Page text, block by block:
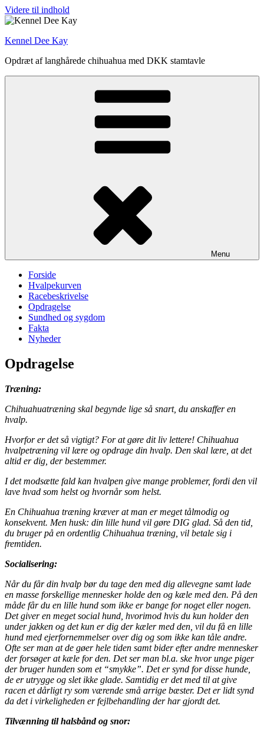
Videre til indhold
Kennel Dee Kay
Opdræt af langhårede chihuahua med DKK stamtavle
Menu
Forside
Hvalpekurven
Racebeskrivelse
Opdragelse
Sundhed og sygdom
Fakta
Nyheder
Opdragelse
Træning:
Chihuahuatræning skal begynde lige så snart, du anskaffer en
hvalp.
Hvorfor er det så vigtigt? For at gøre dit liv lettere! Chihuahua
hvalpetræning vil lære og opdrage din hvalp. Den skal lære, at det
altid er dig, der bestemmer.
I det modsætte fald kan hvalpen give mange problemer, fordi den vil
lave hvad som helst og hvornår som helst.
En Chihuahua træning kræver at man er meget tålmodig og
konsekvent. Men husk: din lille hund vil gøre DIG glad. Så den tid,
du bruger på en ordentlig Chihuahua træning, vil betale sig i
fremtiden.
Socialisering:
Når du får din hvalp bør du tage den med dig allevegne samt lade
en masse forskellige mennesker holde den og kæle med den. På den
måde får du en lille hund som ikke er bange for noget eller nogen.
Det giver en meget social hund, hvorimod hvis du kun holder den
under jakken og det kun er dig der kæler med den, vil du få en lille
hund med ejerfornemmelser over dig og som ikke kan tåle andre.
Ofte ser man at de gøer hele tiden samt bider efter andre mennesker
der forsøger at kæle for den. Det ser man bl.a. ske hvor unge piger
der bruger hunden som et “smykke”. Det er synd for disse hunde,
de er utrygge og slet ikke glade. Samtidig er det med til at give
racen et dårligt ry som værende små arrige bæster. Det er lidt synd
da det i virkeligheden er fejlbehandling der har gjordt det.
Tilvænning til halsbånd og snor: